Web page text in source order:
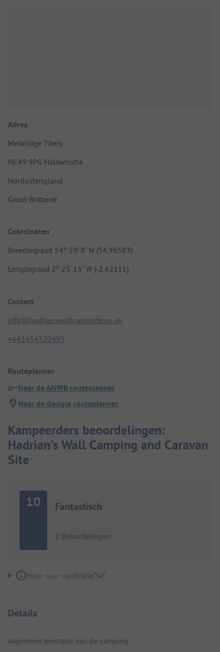
Adres
Melkridge Tilery
NE49 9PG Haltwhistle
Nordostengland
Groot-Brittanië
Coördinaten
Breedtegraad 54° 59' 8" N (54.98583)
Lengtegraad 2° 25' 15" W (-2.42111)
Contact
info@hadrianswallcampsite.co.uk
+441434320495
Routeplanner
Naar de ANWB routeplanner
Naar de Google routeplanner
Kampeerders beoordelingen:
Hadrian's Wall Camping and Caravan
Site
10 Fantastisch
1 Beoordelingen
Meer over verificatie
Details
Algemene toestand van de camping